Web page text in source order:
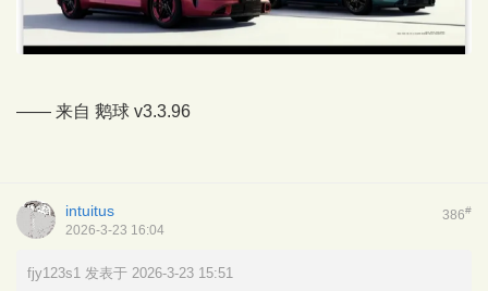
—— 来自 鹅球 v3.3.96
386#
intuitus
2026-3-23 16:04
fjy123s1 发表于 2026-3-23 15:51